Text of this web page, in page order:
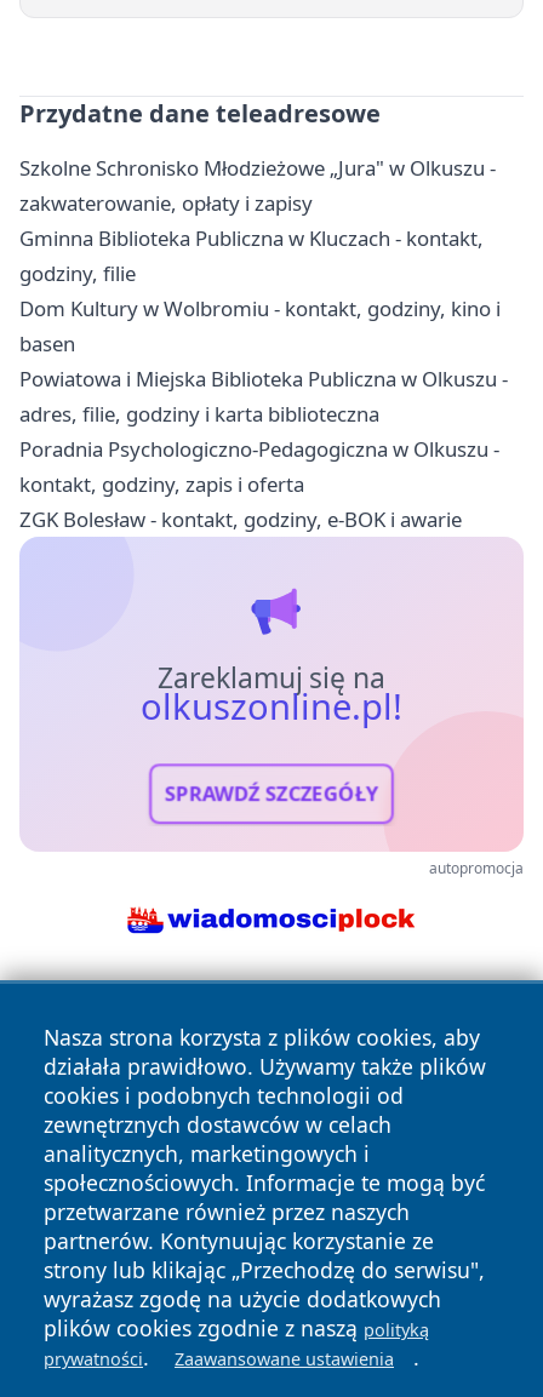
Przydatne dane teleadresowe
Szkolne Schronisko Młodzieżowe „Jura" w Olkuszu -
zakwaterowanie, opłaty i zapisy
Gminna Biblioteka Publiczna w Kluczach - kontakt,
godziny, filie
Dom Kultury w Wolbromiu - kontakt, godziny, kino i
basen
Powiatowa i Miejska Biblioteka Publiczna w Olkuszu -
adres, filie, godziny i karta biblioteczna
Poradnia Psychologiczno-Pedagogiczna w Olkuszu -
kontakt, godziny, zapis i oferta
ZGK Bolesław - kontakt, godziny, e-BOK i awarie
Zareklamuj się na
olkuszonline.pl!
SPRAWDŹ SZCZEGÓŁY
autopromocja
Nasza strona korzysta z plików cookies, aby
działała prawidłowo. Używamy także plików
cookies i podobnych technologii od
zewnętrznych dostawców w celach
analitycznych, marketingowych i
społecznościowych. Informacje te mogą być
przetwarzane również przez naszych
partnerów. Kontynuując korzystanie ze
strony lub klikając „Przechodzę do serwisu",
wyrażasz zgodę na użycie dodatkowych
plików cookies zgodnie z naszą polityką
prywatności. Zaawansowane ustawienia .
Copyright © 2026 olkuszonline.pl Wszystkie prawa
zastrzeżone.
News Autorzy
Polityka
Prywatności
Polityka
Cookies